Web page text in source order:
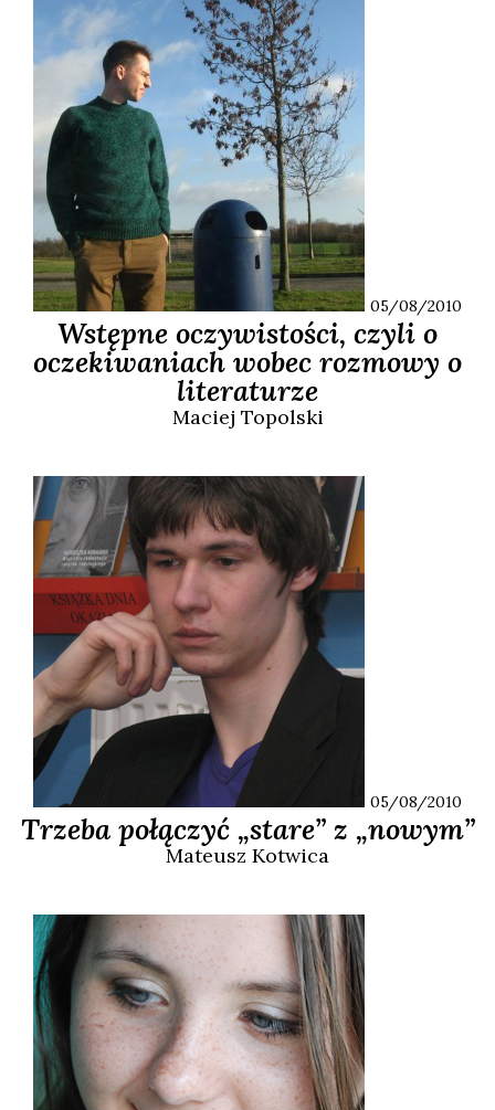
05/08/2010
Wstępne oczywistości, czyli o
oczekiwaniach wobec rozmowy o
literaturze
Maciej Topolski
05/08/2010
Trzeba połączyć „stare” z „nowym”
Mateusz Kotwica